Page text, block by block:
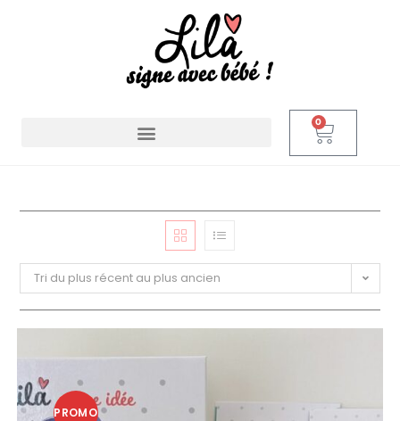
0
Tri du plus récent au plus ancien
PROMO